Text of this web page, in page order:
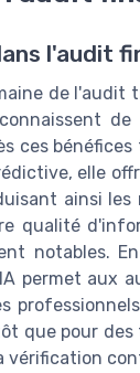
l'audit
de
ces
elle
ainsi les
qualité
notables.
permet aux
que pour
vérification